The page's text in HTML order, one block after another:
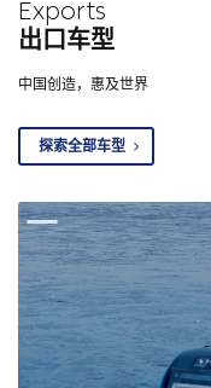
Exports
出口车型
中国创造，惠及世界
探索全部车型